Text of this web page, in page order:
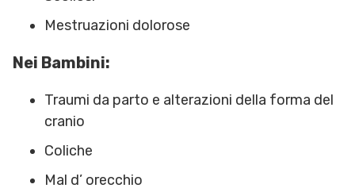
Mestruazioni dolorose
Nei Bambini:
Traumi da parto e alterazioni della forma del
cranio
Coliche
Mal d’ orecchio